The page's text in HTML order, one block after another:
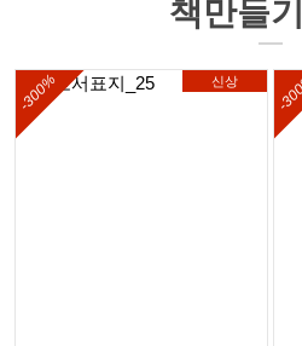
책만들기
신상
-300% -